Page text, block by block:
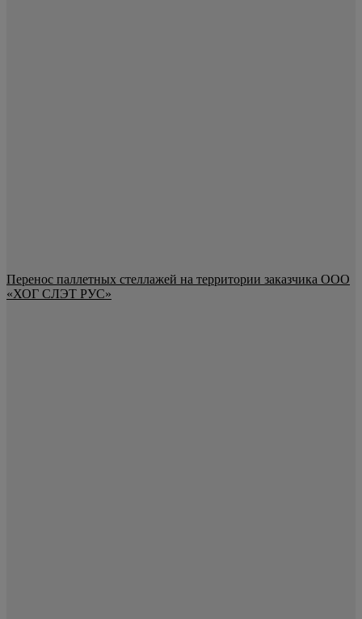
Перенос паллетных стеллажей на территории заказчика ООО
«ХОГ СЛЭТ РУС»